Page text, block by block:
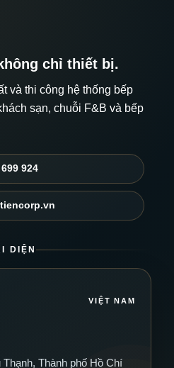
chỉ thiết bị.
và thi công hệ thống bếp
sạn, chuỗi F&B và bếp
924
DIỆN
VIỆT NAM
Thành phố Hồ Chí